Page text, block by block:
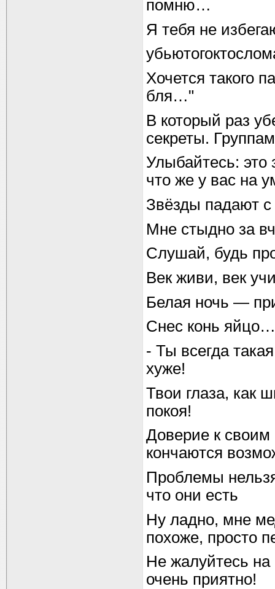
помню…
Я тебя не
Хочется такого
бля…"
В который раз
секреты.
Улыбайтесь: это
что же у вас на
Звёзды падают
Мне стыдно за
Слушай, будь
Век живи, век
Белая ночь —
Снес конь
- Ты всегда
хуже!
Твои глаза, как
покоя!
Доверие к своим
кончаются
Проблемы
что они есть
Ну ладно, мне
похоже, просто
Не жалуйтесь
очень приятно!